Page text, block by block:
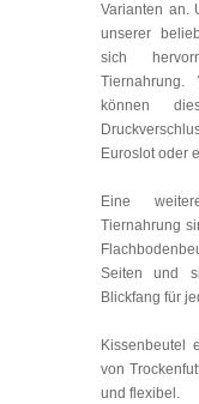
Varianten an.
unserer
sich
können
Euroslot oder
Eine
Tiernahrung
Seiten und
Blickfang für
Kissenbeutel
von
und flexibel.